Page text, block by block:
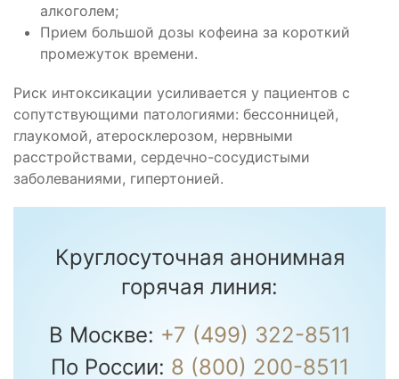
алкоголем;
Прием большой дозы кофеина за короткий
промежуток времени.
Риск интоксикации усиливается у пациентов с
сопутствующими патологиями: бессонницей,
глаукомой, атеросклерозом, нервными
расстройствами, сердечно-сосудистыми
заболеваниями, гипертонией.
Круглосуточная анонимная
горячая линия:
В Москве: +7 (499) 322-8511
По России: 8 (800) 200-8511